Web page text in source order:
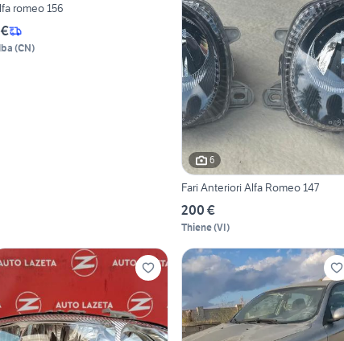
Alfa romeo 156
(CN)
6
Fari Anteriori Alfa Romeo 147
200 €
Thiene(VI)